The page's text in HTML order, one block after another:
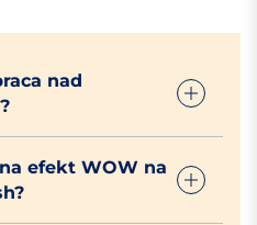
nad
efekt WOW na